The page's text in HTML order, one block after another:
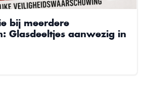
bij meerdere
Glasdeeltjes aanwezig in